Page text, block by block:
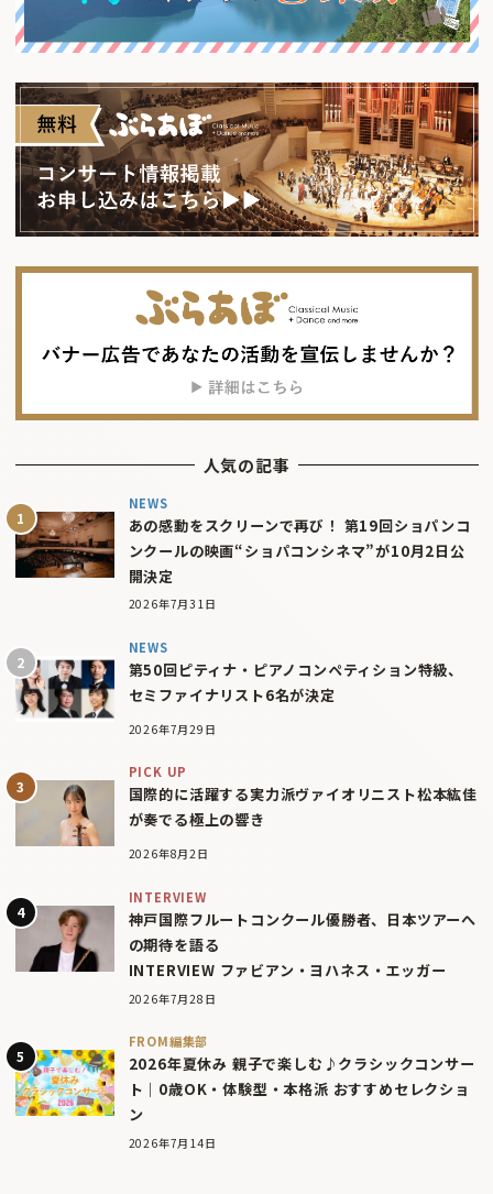
人気の記事
NEWS
あの感動をスクリーンで再び！ 第19回ショパンコ
ンクールの映画“ショパコンシネマ”が10月2日公
開決定
2026年7月31日
NEWS
第50回ピティナ・ピアノコンペティション特級、
セミファイナリスト6名が決定
2026年7月29日
PICK UP
国際的に活躍する実力派ヴァイオリニスト松本紘佳
が奏でる極上の響き
2026年8月2日
INTERVIEW
神戸国際フルートコンクール優勝者、日本ツアーへ
の期待を語る
INTERVIEW ファビアン・ヨハネス・エッガー
2026年7月28日
FROM編集部
2026年夏休み 親子で楽しむ♪クラシックコンサー
ト｜0歳OK・体験型・本格派 おすすめセレクショ
ン
2026年7月14日